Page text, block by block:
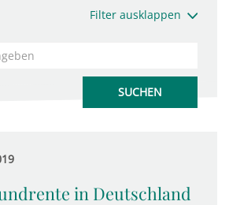
Filter ausklappen
in Deutschland